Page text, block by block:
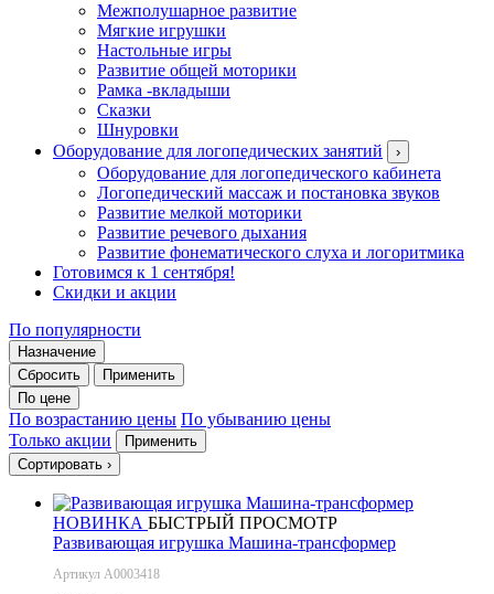
Межполушарное развитие
Мягкие игрушки
Настольные игры
Развитие общей моторики
Рамка -вкладыши
Сказки
Шнуровки
Оборудование для логопедических занятий
›
Оборудование для логопедического кабинета
Логопедический массаж и постановка звуков
Развитие мелкой моторики
Развитие речевого дыхания
Развитие фонематического слуха и логоритмика
Готовимся к 1 сентября!
Скидки и акции
По популярности
Назначение
Сбросить
Применить
По цене
По возрастанию цены По убыванию цены
Только акции
Применить
Сортировать ›
НОВИНКА БЫСТРЫЙ ПРОСМОТР
Развивающая игрушка Машина-трансформер
Артикул А0003418